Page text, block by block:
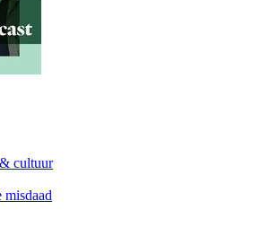
cultuur
misdaad